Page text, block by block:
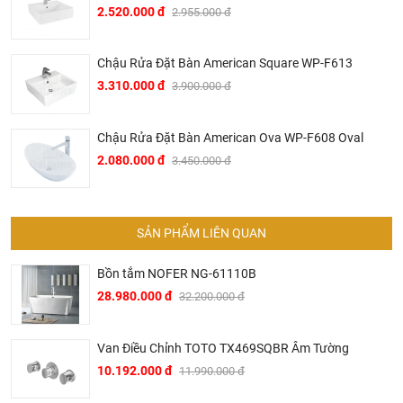
thật đưa ra tư vấn.
phải là rẻ nhất, chúng tôi có những dịch vụ được thiết kế
riêng cho ngành nghề này nó thực sự cần thiết và có giá
trị với khách hàng, điều đó giúp chúng tôi là đơn vị có giá
mà khách hàng nhận được. Bời vì Khali Nguyễn muốn
trở thành tri kỷ của ngôi nhà bạn.
2.520.000 đ 2.955.000 đ
Chậu Rửa Đặt Bàn American Square WP-F613
3.310.000 đ 3.900.000 đ
Chậu Rửa Đặt Bàn American Ova WP-F608 Oval
2.080.000 đ 3.450.000 đ
SẢN PHẨM LIÊN QUAN
Bồn tắm NOFER NG-61110B
28.980.000 đ 32.200.000 đ
Van Điều Chỉnh TOTO TX469SQBR Âm Tường
10.192.000 đ 11.990.000 đ